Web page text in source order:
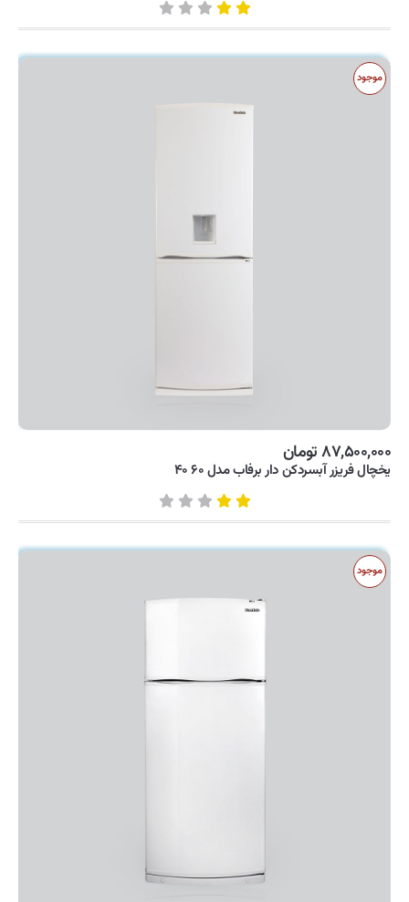
موجود
۸۷,۵۰۰,۰۰۰ تومان
یخچال فریزر آبسردکن دار برفاب مدل ۶۰ ۴۰
موجود